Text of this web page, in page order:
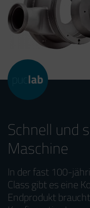
Schnell und
Maschine
In der fast 100-
Class gibt es eine
Endprodukt